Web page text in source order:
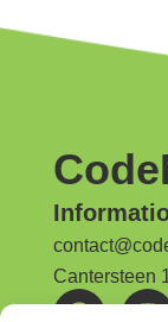
Cantersteen